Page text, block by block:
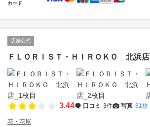
カード
店舗公式
ＦＬＯＲＩＳＴ・ＨＩＲＯＫＯ 北浜店
3.44 口コミ 3件 写真 81枚
花・花屋